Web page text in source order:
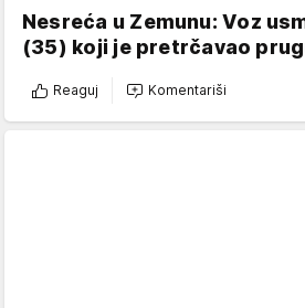
Nesreća u Zemunu: Voz
(35) koji je pretrčavao
Reaguj Komentariši